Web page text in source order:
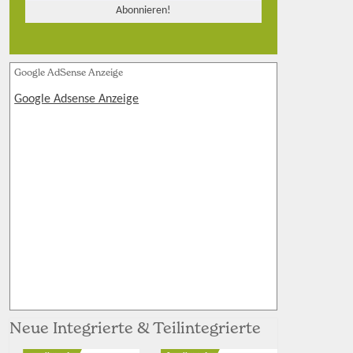
Google AdSense Anzeige
Google Adsense Anzeige
Neue Integrierte & Teilintegrierte